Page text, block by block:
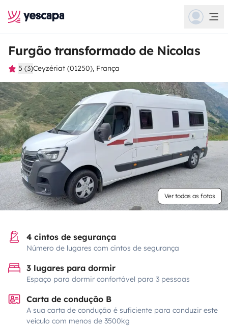
Furgão transformado de Nicolas
5 (3)Ceyzériat (01250), França
Ver todas as fotos
4 cintos de segurança
Número de lugares com cintos de segurança
3 lugares para dormir
Espaço para dormir confortável para 3 pessoas
Carta de condução B
A sua carta de condução é suficiente para conduzir este
veículo com menos de 3500kg